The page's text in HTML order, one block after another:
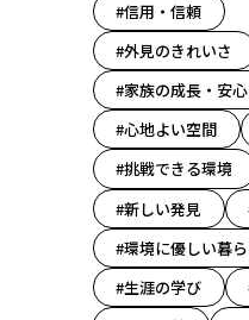
#信用・信頼
#外見のきれいさ
#家族の成長・安心
#心地よい空間
#挑戦できる環境
#新しい発見
#環境に優しい暮
#生涯の学び